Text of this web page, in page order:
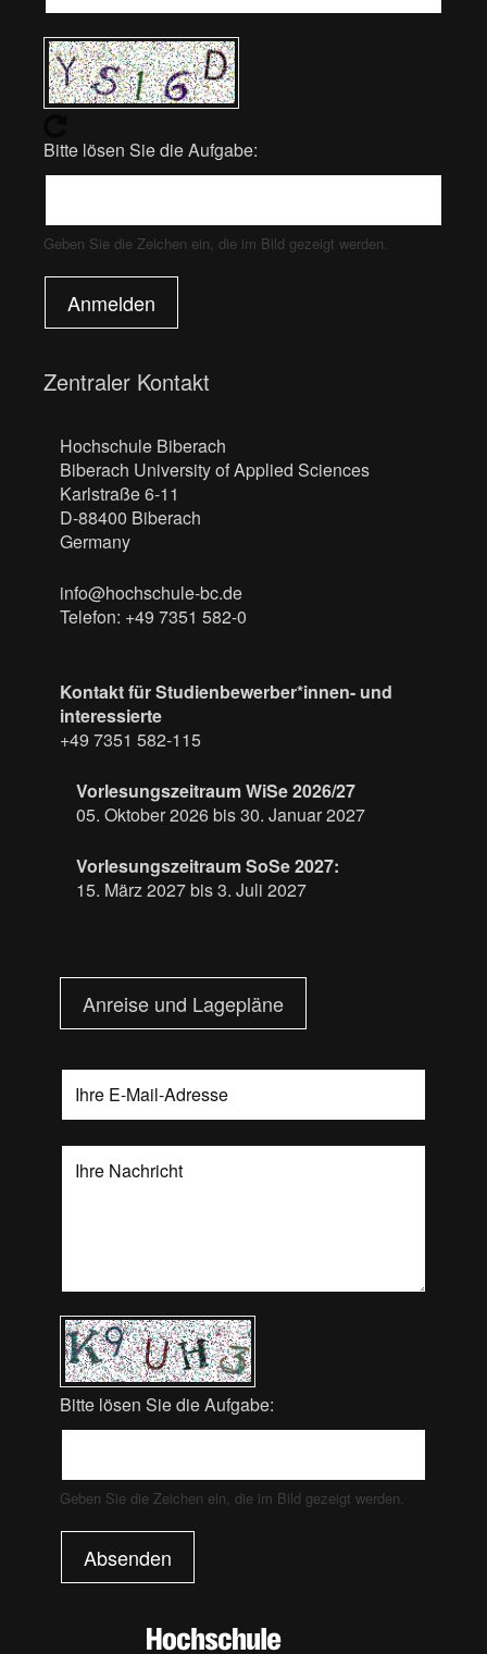
Bitte lösen Sie die Aufgabe:
Geben Sie die Zeichen ein, die im Bild gezeigt werden.
Anmelden
Zentraler Kontakt
Hochschule Biberach
Biberach University of Applied Sciences
Karlstraße 6-11
D-88400 Biberach
Germany
info@hochschule-bc.de
Telefon: +49 7351 582-0
Kontakt für Studienbewerber*innen- und
interessierte
+49 7351 582-115
Vorlesungszeitraum WiSe 2026/27
05. Oktober 2026 bis 30. Januar 2027
Vorlesungszeitraum SoSe 2027:
15. März 2027 bis 3. Juli 2027
Anreise und Lagepläne
Bitte lösen Sie die Aufgabe:
Geben Sie die Zeichen ein, die im Bild gezeigt werden.
Absenden